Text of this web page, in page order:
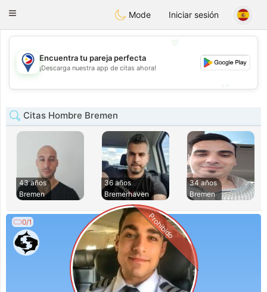
Philippines Chat
Toggle
Mode Iniciar sesión
💖
💕
Encuentra tu pareja perfecta
¡Descarga nuestra app de citas ahora!
Citas Hombre Bremen
43 años
Bremen
36 años
Bremerhaven
34 años
Bremen
0/1 Prohibido